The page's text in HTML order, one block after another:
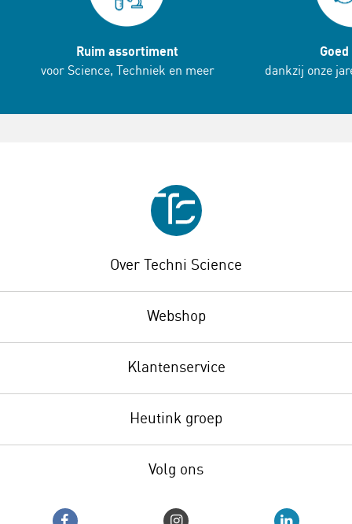
Ruim assortiment
voor Science, Techniek en meer
dankzij onze
Over Techni Science
Webshop
Klantenservice
Heutink groep
Volg ons